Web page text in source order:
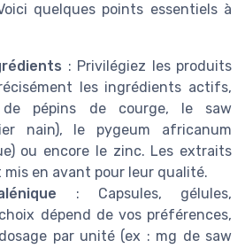
quelques points essentiels à
: Privilégiez les produits
les ingrédients actifs,
de pépins de courge, le saw
nain), le pygeum africanum
ou encore le zinc. Les extraits
en avant pour leur qualité.
: Capsules, gélules,
dépend de vos préférences,
par unité (ex : mg de saw